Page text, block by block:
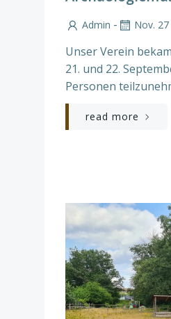
Admin - Nov. 27
Unser Verein
21. und 22.
Personen
read more